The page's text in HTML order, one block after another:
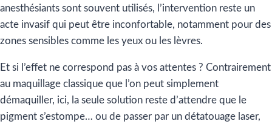
anesthésiants sont souvent utilisés, l’intervention reste un
acte invasif qui peut être inconfortable, notamment pour des
zones sensibles comme les yeux ou les lèvres.
Et si l’effet ne correspond pas à vos attentes ? Contrairement
au maquillage classique que l’on peut simplement
démaquiller, ici, la seule solution reste d’attendre que le
pigment s’estompe… ou de passer par un détatouage laser,